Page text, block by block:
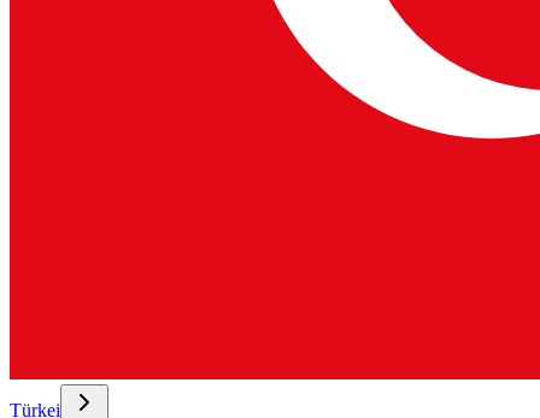
Türkei